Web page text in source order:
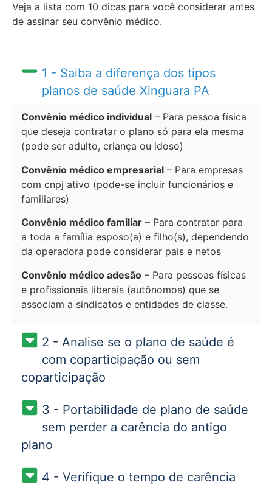
Veja a lista com 10 dicas para você considerar antes
de assinar seu convênio médico.
1 - Saiba a diferença dos tipos
planos de saúde Xinguara PA
Convênio médico individual – Para pessoa física
que deseja contratar o plano só para ela mesma
(pode ser adulto, criança ou idoso)
Convênio médico empresarial – Para empresas
com cnpj ativo (pode-se incluir funcionários e
familiares)
Convênio médico familiar – Para contratar para
a toda a família esposo(a) e filho(s), dependendo
da operadora pode considerar pais e netos
Convênio médico adesão – Para pessoas físicas
e profissionais liberais (autônomos) que se
associam a sindicatos e entidades de classe.
2 - Analise se o plano de saúde é
com coparticipação ou sem
coparticipação
3 - Portabilidade de plano de saúde
sem perder a carência do antigo
plano
4 - Verifique o tempo de carência